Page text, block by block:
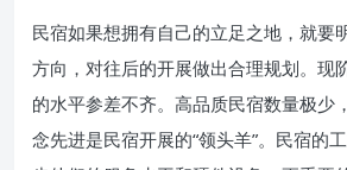
民宿如果想拥有自己的立足之地，就要
方向，对往后的开展做出合理规划。现
的水平参差不齐。高品质民宿数量极少
念先进是民宿开展的“领头羊”。民宿的